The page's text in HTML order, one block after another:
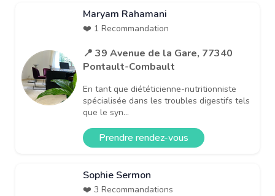
Maryam Rahamani
❤️ 1 Recommandation
📍 39 Avenue de la Gare, 77340
Pontault-Combault
En tant que diététicienne-nutritionniste
spécialisée dans les troubles digestifs tels
que le syn...
Prendre rendez-vous
Sophie Sermon
❤️ 3 Recommandations